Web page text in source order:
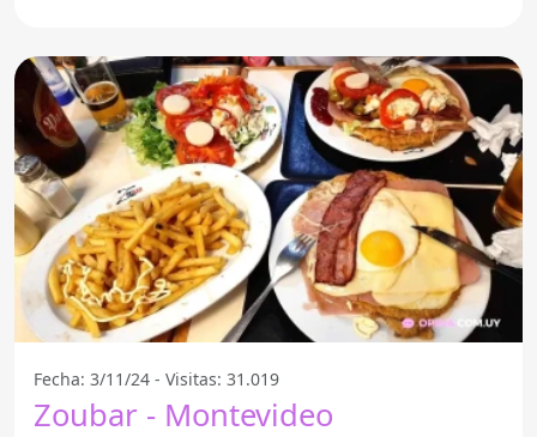
Fecha: 3/11/24 - Visitas: 31.019
Zoubar - Montevideo